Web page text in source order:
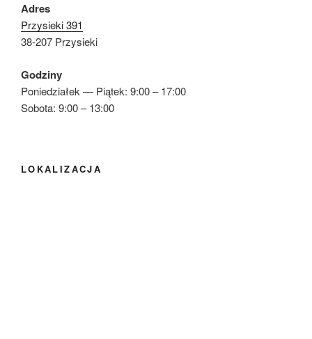
Adres
Przysieki 391
38-207 Przysieki
Godziny
Poniedziałek — Piątek: 9:00 – 17:00
Sobota: 9:00 – 13:00
LOKALIZACJA